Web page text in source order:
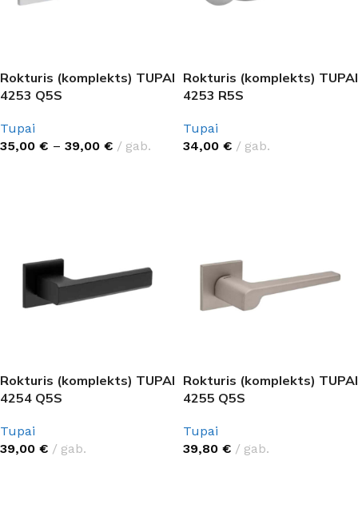
Rokturis (komplekts) TUPAI
4253 Q5S
Tupai
35,00 € – 39,00 € gab.
Rokturis (komplekts) TUPAI
4253 R5S
Tupai
34,00 € gab.
Rokturis (komplekts) TUPAI
4254 Q5S
Tupai
39,00 € gab.
Rokturis (komplekts) TUPAI
4255 Q5S
Tupai
39,80 € gab.